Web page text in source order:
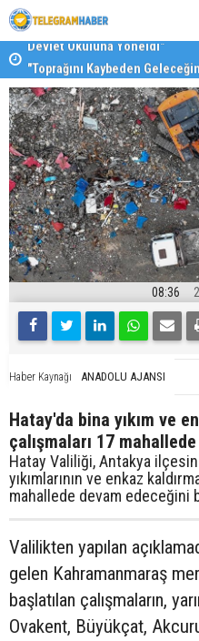
"Toprağını Kaybeden
08:36
Haber Kaynağı ANADOLU AJANSI
Hatay'da bina yıkım ve
çalışmaları 17
Hatay Valiliği, Antakya
yıkımlarının ve enkaz
mahallede devam edeceğini
Valilikten yapılan
gelen Kahramanmaraş
başlatılan çalışmaların,
Ovakent, Büyükçat,